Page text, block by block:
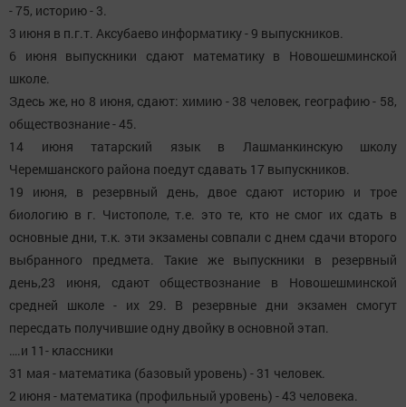
- 75, историю - 3.
3 июня в п.г.т. Аксубаево информатику - 9 выпускников.
6 июня выпускники сдают математику в Новошешминской
школе.
Здесь же, но 8 июня, сдают: химию - 38 человек, географию - 58,
обществознание - 45.
14 июня татарский язык в Лашманкинскую школу
Черемшанского района поедут сдавать 17 выпускников.
19 июня, в резервный день, двое сдают историю и трое
биологию в г. Чистополе, т.е. это те, кто не смог их сдать в
основные дни, т.к. эти экзамены совпали с днем сдачи второго
выбранного предмета. Такие же выпускники в резервный
день,23 июня, сдают обществознание в Новошешминской
средней школе - их 29. В резервные дни экзамен смогут
пересдать получившие одну двойку в основной этап.
….и 11- классники
31 мая - математика (базовый уровень) - 31 человек.
2 июня - математика (профильный уровень) - 43 человека.